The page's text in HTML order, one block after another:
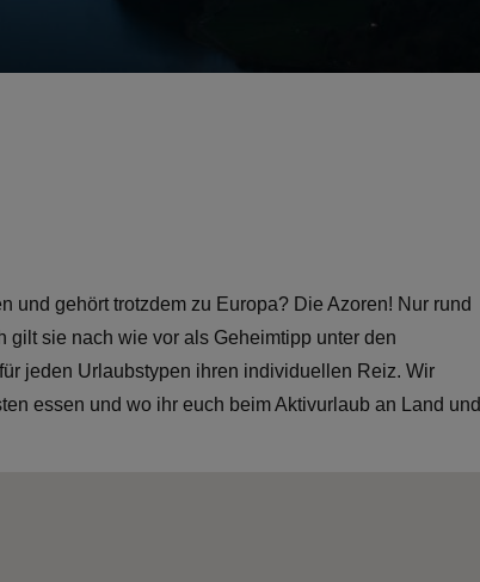
gehört trotzdem zu Europa? Die Azoren! Nur rund
sie nach wie vor als Geheimtipp unter den
jeden Urlaubstypen ihren individuellen Reiz. Wir
essen und wo ihr euch beim Aktivurlaub an Land und